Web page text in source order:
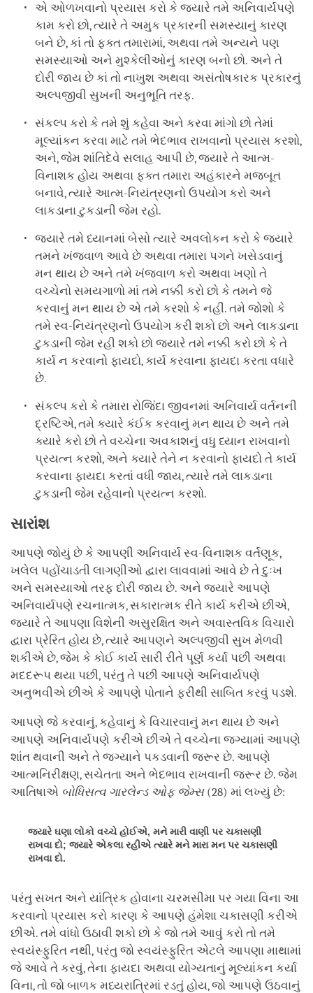
એ ઓળખવાનો પ્રયાસ કરો કે જ્યારે તમે અનિવાર્યપણે
કામ કરો છો, ત્યારે તે અમુક પ્રકારની સમસ્યાનું કારણ
બને છે, કાં તો ફક્ત તમારામાં, અથવા તમે અન્યને પણ
સમસ્યાઓ અને મુશ્કેલીઓનું કારણ બનો છો. અને તે
દોરી જાય છે કાં તો નાખુશ અથવા અસંતોષકારક પ્રકારનું
અલ્પજીવી સુખની અનુભૂતિ તરફ.
સંકલ્પ કરો કે તમે શું કહેવા અને કરવા માંગો છો તેમાં
મૂલ્યાંકન કરવા માટે તમે ભેદભાવ રાખવાનો પ્રયાસ કરશો,
અને, જેમ શાંતિદેવે સલાહ આપી છે, જ્યારે તે આત્મ-
વિનાશક હોય અથવા ફક્ત તમારા અહંકારને મજબૂત
બનાવે, ત્યારે આત્મ-નિયંત્રણનો ઉપયોગ કરો અને
લાકડાના ટુકડાની જેમ રહો.
જ્યારે તમે ધ્યાનમાં બેસો ત્યારે અવલોકન કરો કે જ્યારે
તમને ખંજવાળ આવે છે અથવા તમારા પગને ખસેડવાનું
મન થાય છે અને તમે ખંજવાળ કરો અથવા ખણો તે
વચ્ચેનો સમયગાળો માં તમે નક્કી કરો છો કે તમને જે
કરવાનું મન થાય છે એ તમે કરશો કે નહીં. તમે જોશો કે
તમે સ્વ-નિયંત્રણનો ઉપયોગ કરી શકો છો અને લાકડાના
ટુકડાની જેમ રહી શકો છો જ્યારે તમે નક્કી કરો છો કે તે
કાર્ય ન કરવાનો ફાયદો, કાર્ય કરવાના ફાયદા કરતા વધારે
છે.
સંકલ્પ કરો કે તમારા રોજિંદા જીવનમાં અનિવાર્ય વર્તનની
દ્રષ્ટિએ, તમે ક્યારે કંઈક કરવાનું મન થાય છે અને તમે
ક્યારે કરો છો તે વચ્ચેના અવકાશનું વધુ ધ્યાન રાખવાનો
પ્રયત્ન કરશો, અને ક્યારે તેને ન કરવાનો ફાયદો તે કાર્ય
કરવાના ફાયદા કરતાં વધી જાય, ત્યારે તમે લાકડાના
ટુકડાની જેમ રહેવાનો પ્રયત્ન કરશો.
સારાંશ
આપણે જોયું છે કે આપણી અનિવાર્ય સ્વ-વિનાશક વર્તણૂક,
ખલેલ પહોંચાડતી લાગણીઓ દ્વારા લાવવામાં આવે છે તે દુઃખ
અને સમસ્યાઓ તરફ દોરી જાય છે. અને જ્યારે આપણે
અનિવાર્યપણે રચનાત્મક, સકારાત્મક રીતે કાર્ય કરીએ છીએ,
જ્યારે તે આપણા વિશેની અસુરક્ષિત અને અવાસ્તવિક વિચારો
દ્વારા પ્રેરિત હોય છે, ત્યારે આપણને અલ્પજીવી સુખ મેળવી
શકીએ છે, જેમ કે કોઈ કાર્ય સારી રીતે પૂર્ણ કર્યા પછી અથવા
મદદરૂપ થયા પછી, પરંતુ તે પછી આપણે અનિવાર્યપણે
અનુભવીએ છીએ કે આપણે પોતાને ફરીથી સાબિત કરવું પડશે.
આપણે જે કરવાનું, કહેવાનું કે વિચારવાનું મન થાય છે અને
આપણે અનિવાર્યપણે કરીએ છીએ તે વચ્ચેના જગ્યામાં આપણે
શાંત થવાની અને તે જગ્યાને પકડવાની જરૂર છે. આપણે
આત્મનિરીક્ષણ, સચેતતા અને ભેદભાવ રાખવાની જરૂર છે. જેમ
આતિષાએ બોધિસત્વ ગારલેન્ડ ઓફ જેમ્સ(28) માં લખ્યું છે:
જ્યારે ઘણા લોકો વચ્ચે હોઈએ, મને મારી વાણી પર ચકાસણી
રાખવા દો; જ્યારે એકલા રહીએ ત્યારે મને મારા મન પર ચકાસણી
રાખવા દો.
પરંતુ સખત અને યાંત્રિક હોવાના ચરમસીમા પર ગયા વિના આ
કરવાનો પ્રયાસ કરો કારણ કે આપણે હંમેશા ચકાસણી કરીએ
છીએ. તમે વાંધો ઉઠાવી શકો છો કે જો તમે આવું કરો તો તમે
સ્વયંસ્ફુરિત નથી, પરંતુ જો સ્વયંસ્ફુરિત એટલે આપણા માથામાં
જે આવે તે કરવું, તેના ફાયદા અથવા યોગ્યતાનું મૂલ્યાંકન કર્યા
વિના, તો જો બાળક મધ્યરાત્રિમાં રડતું હોય, જો આપણે ઉઠવાનું